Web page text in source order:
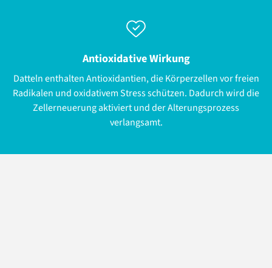
Antioxidative Wirkung
Datteln enthalten Antioxidantien, die Körperzellen vor freien
Radikalen und oxidativem Stress schützen. Dadurch wird die
Zellerneuerung aktiviert und der Alterungsprozess
verlangsamt.